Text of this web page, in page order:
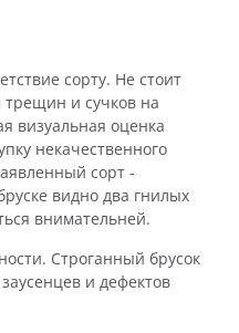
сорту. Не стоит
трещин и сучков на
визуальная оценка
некачественного
сорт -
видно два гнилых
внимательней.
Строганный брусок
и дефектов